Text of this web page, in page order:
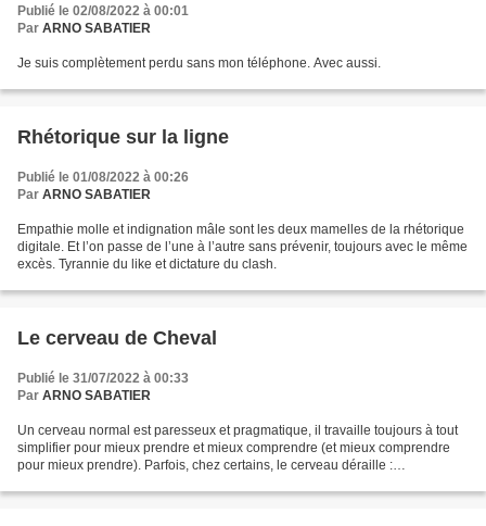
Publié le 02/08/2022 à 00:01
Par ARNO SABATIER
Je suis complètement perdu sans mon téléphone. Avec aussi.
Rhétorique sur la ligne
Publié le 01/08/2022 à 00:26
Par ARNO SABATIER
Empathie molle et indignation mâle sont les deux mamelles de la rhétorique
digitale. Et l’on passe de l’une à l’autre sans prévenir, toujours avec le même
excès. Tyrannie du like et dictature du clash.
Le cerveau de Cheval
Publié le 31/07/2022 à 00:33
Par ARNO SABATIER
Un cerveau normal est paresseux et pragmatique, il travaille toujours à tout
simplifier pour mieux prendre et mieux comprendre (et mieux comprendre
pour mieux prendre). Parfois, chez certains, le cerveau déraille :